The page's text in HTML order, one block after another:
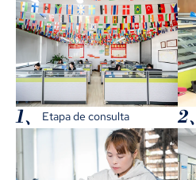
1、 Etapa de consulta 2、